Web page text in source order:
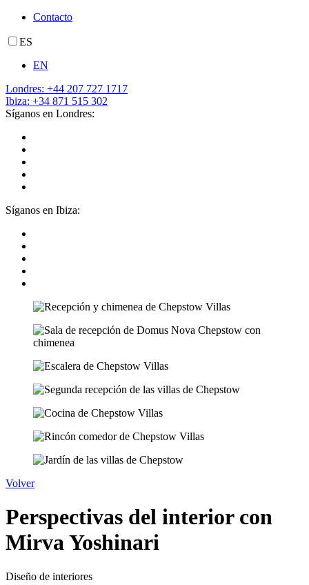
Contacto
ES
EN
Londres: +44 207 727 1717
Ibiza: +34 871 515 302
Síganos en Londres:
Síganos en Ibiza:
Volver
Perspectivas del interior con
Mirva Yoshinari
Diseño de interiores